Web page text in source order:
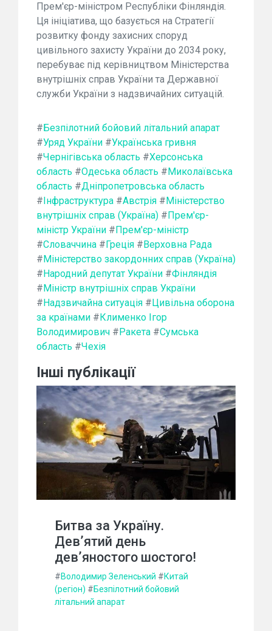
Прем'єр-міністром Республіки Фінляндія.
Ця ініціатива, що базується на Стратегії
розвитку фонду захисних споруд
цивільного захисту України до 2034 року,
перебуває під керівництвом Міністерства
внутрішніх справ України та Державної
служби України з надзвичайних ситуацій.
# Безпілотний бойовий літальний апарат
#Уряд України #Українська гривня
#Чернігівська область #Херсонська
область #Одеська область # Миколаївська
область #Дніпропетровська область
# Інфраструктура #Австрія # Міністерство
внутрішніх справ (Україна) # Прем'єр-
міністр України # Прем'єр-міністр
#Словаччина # Греція # Верховна Рада
# Міністерство закордонних справ (Україна)
# Народний депутат України #Фінляндія
# Міністр внутрішніх справ України
# Надзвичайна ситуація # Цивільна оборона
за країнами # Клименко Ігор
Володимирович # Ракета #Сумська
область #Чехія
Інші публікації
Битва за Україну.
Дев’ятий день
дев’яностого шостого!
#Володимир Зеленський #Китай
(регіон) #Безпілотний бойовий
літальний апарат